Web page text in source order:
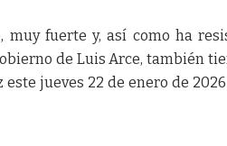
muy fuerte y, así como ha
de Luis Arce, también
jueves 22 de enero de